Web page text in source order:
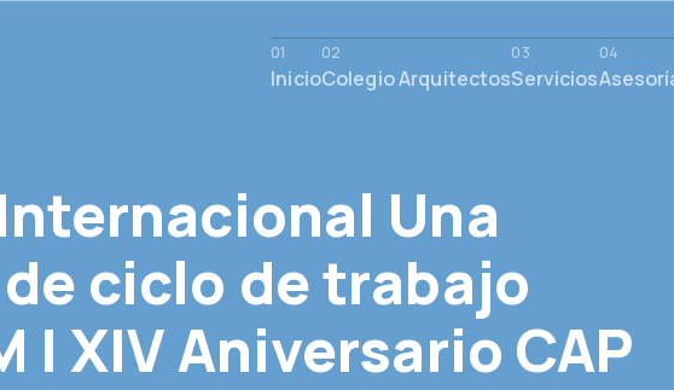
InicioColegio ArquitectosServicios
Una
ciclo de trabajo
| XIV Aniversario CAP